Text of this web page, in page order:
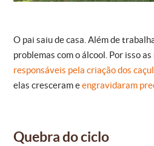
O pai saiu de casa. Além de
problemas com o álcool. Por isso
responsáveis pela criação dos
elas cresceram eengravidaram
Quebra do ciclo